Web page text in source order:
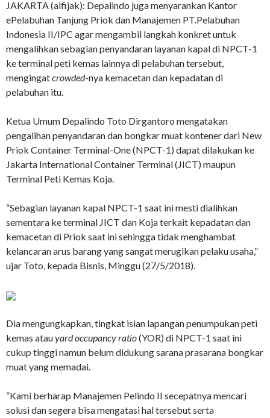
JAKARTA (alfijak): Depalindo juga menyarankan Kantor
ePelabuhan Tanjung Priok dan Manajemen PT.Pelabuhan
Indonesia II/IPC agar mengambil langkah konkret untuk
mengalihkan sebagian penyandaran layanan kapal di NPCT-1
ke terminal peti kemas lainnya di pelabuhan tersebut,
mengingatcrowded-nya kemacetan dan kepadatan di
pelabuhan itu.
Ketua Umum Depalindo Toto Dirgantoro mengatakan
pengalihan penyandaran dan bongkar muat kontener dari New
Priok Container Terminal-One (NPCT-1) dapat dilakukan ke
Jakarta International Container Terminal (JICT) maupun
Terminal Peti Kemas Koja.
“Sebagian layanan kapal NPCT-1 saat ini mesti dialihkan
sementara ke terminal JICT dan Koja terkait kepadatan dan
kemacetan di Priok saat ini sehingga tidak menghambat
kelancaran arus barang yang sangat merugikan pelaku usaha,”
ujar Toto, kepada Bisnis, Minggu (27/5/2018).
Dia mengungkapkan, tingkat isian lapangan penumpukan peti
kemas atauyard occupancy ratio(YOR) di NPCT-1 saat ini
cukup tinggi namun belum didukung sarana prasarana bongkar
muat yang memadai.
“Kami berharap Manajemen Pelindo II secepatnya mencari
solusi dan segera bisa mengatasi hal tersebut serta